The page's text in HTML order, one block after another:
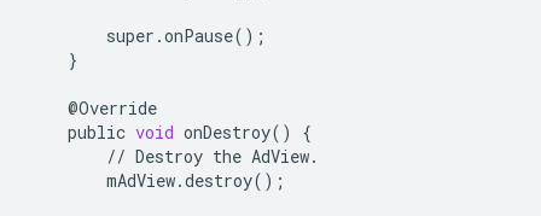
super .onPause();
}
@Override
public void onDestroy()
{
// Destroy the AdView.
mAdView.destroy();